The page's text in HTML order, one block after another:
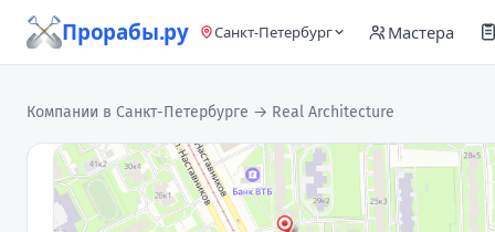
Прорабы.ру Санкт-Петербург Мастера
Компании в Санкт-Петербурге → Real Architecture
Real
Architecture